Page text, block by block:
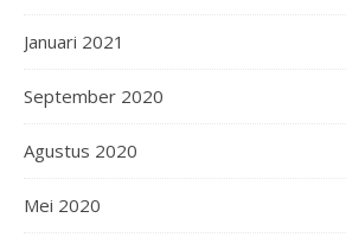
Januari 2021
September 2020
Agustus 2020
Mei 2020